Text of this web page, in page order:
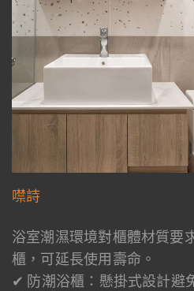
噤詩
浴室潮濕環境對櫃體材質要
櫃，可延長使用壽命。
✔ 防潮浴櫃：懸掛式設計避